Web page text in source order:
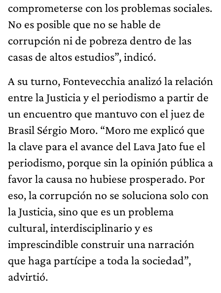
comprometerse con los problemas sociales.
No es posible que no se hable de
corrupción ni de pobreza dentro de las
casas de altos estudios”, indicó.
A su turno, Fontevecchia analizó la relación
entre la Justicia y el periodismo a partir de
un encuentro que mantuvo con el juez de
Brasil Sérgio Moro. “Moro me explicó que
la clave para el avance del Lava Jato fue el
periodismo, porque sin la opinión pública a
favor la causa no hubiese prosperado. Por
eso, la corrupción no se soluciona solo con
la Justicia, sino que es un problema
cultural, interdisciplinario y es
imprescindible construir una narración
que haga partícipe a toda la sociedad”,
advirtió.